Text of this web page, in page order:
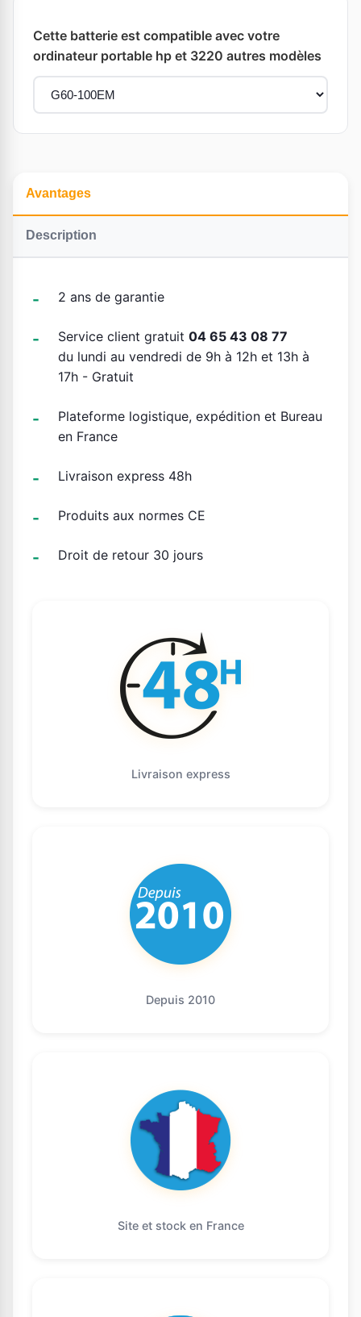
Cette batterie est compatible avec votre
ordinateur portable hp et 3220 autres modèles
Avantages
Description
2 ans de garantie
Service client gratuit 04 65 43 08 77
du lundi au vendredi de 9h à 12h et 13h à
17h - Gratuit
Plateforme logistique, expédition et Bureau
en France
Livraison express 48h
Produits aux normes CE
Droit de retour 30 jours
Livraison express
Depuis 2010
Site et stock en France